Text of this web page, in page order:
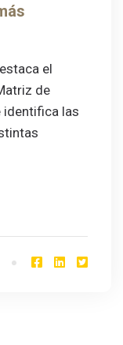
el
de
identifica las